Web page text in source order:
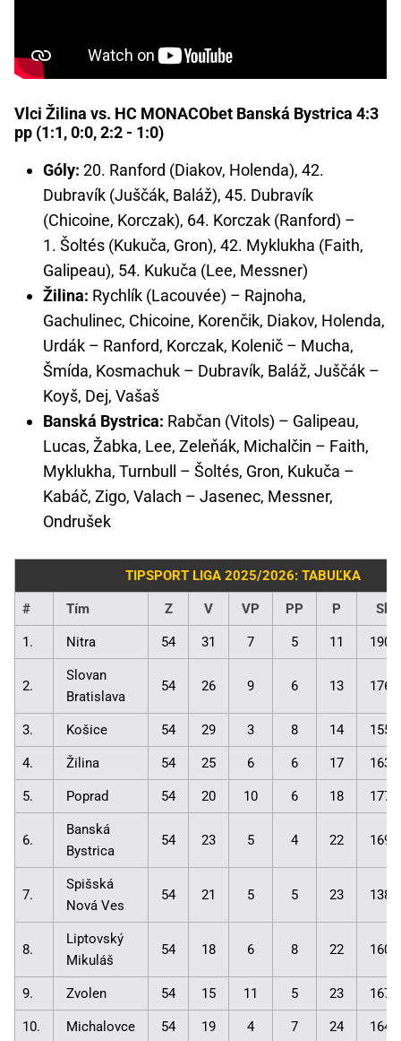
Vlci Žilina vs. HC MONACObet Banská Bystrica 4:3
pp (1:1, 0:0, 2:2 - 1:0)
Góly: 20. Ranford (Diakov, Holenda), 42.
Dubravík (Juščák, Baláž), 45. Dubravík
(Chicoine, Korczak), 64. Korczak (Ranford) –
1. Šoltés (Kukuča, Gron), 42. Myklukha (Faith,
Galipeau), 54. Kukuča (Lee, Messner)
Žilina: Rychlík (Lacouvée) – Rajnoha,
Gachulinec, Chicoine, Korenčik, Diakov, Holenda,
Urdák – Ranford, Korczak, Kolenič – Mucha,
Šmída, Kosmachuk – Dubravík, Baláž, Juščák –
Koyš, Dej, Vašaš
Banská Bystrica: Rabčan (Vitols) – Galipeau,
Lucas, Žabka, Lee, Zeleňák, Michalčin – Faith,
Myklukha, Turnbull – Šoltés, Gron, Kukuča –
Kabáč, Zigo, Valach – Jasenec, Messner,
Ondrušek
TIPSPORT LIGA 2025/2026: TABUĽKA
# Tím Z V VP PP P
1. Nitra 54 31 7 5 11
2.
Slovan
Bratislava
54 26 9 6 13
3. Košice 54 29 3 8 14
4. Žilina 54 25 6 6 17
5. Poprad 54 20 10 6 18
6.
Banská
Bystrica
54 23 5 4 22
7.
Spišská
Nová Ves
54 21 5 5 23
8.
Liptovský
Mikuláš
54 18 6 8 22
9. Zvolen 54 15 11 5 23
10. Michalovce 54 19 4 7 24